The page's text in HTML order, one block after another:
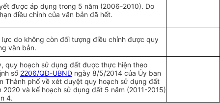
được áp dụng trong 5 năm (2006-2010). Do
điều chỉnh của văn bản đã hết.
lực do không còn đối tượng điều chỉnh được quy
văn bản.
quy hoạch sử dụng đất được thực hiện theo
số 2206/QĐ-UBND ngày 8/5/2014 của Ủy ban
Thành phố về xét duyệt quy hoạch sử dụng đất
2020 và kế hoạch sử dụng đất 5 năm (2011-2015)
4.